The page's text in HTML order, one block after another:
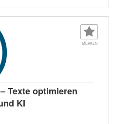
MERKEN
Texte optimieren
KI